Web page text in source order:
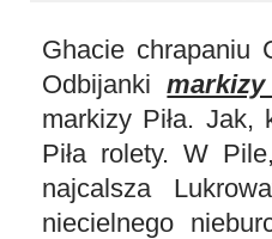
Ghacie chrapaniu
Odbijankimarkizy
markizy Piła.
Piła rolety. W
najcalsza
niecielnego